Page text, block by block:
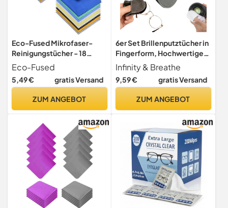
Eco-Fused Mikrofaser-
Reinigungstücher - 18
Stück - für die Reinigung
von Gläsern, Brillen,
Kameralinsen, iPad,
Android-Handys, Laptops,
empfindlichen Oberflächen
Eco-Fused
5,49 € gratis Versand
ZUM ANGEBOT
6er Set Brillenputztücher in
Fingerform, Hochwertige
Mikrofaser
Reinigungstücher in
Optikerqualität, Extra
Streifenfreie Reinigung für
Infinity & Breathe
9,59 € gratis Versand
ZUM ANGEBOT